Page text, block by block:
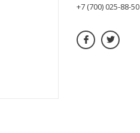
+7 (700) 025-88-50